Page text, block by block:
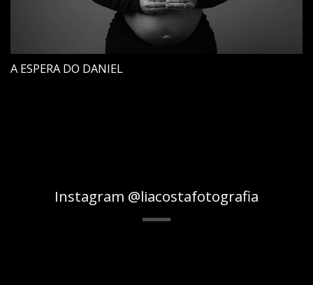
A ESPERA DO DANIEL
Instagram @liacostafotografia